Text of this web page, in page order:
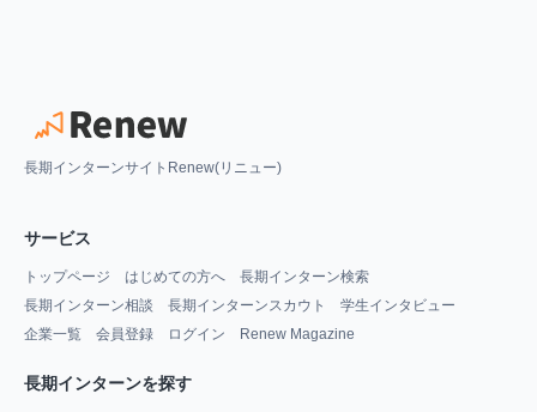
長期インターンサイトRenew(リニュー)
サービス
トップページ はじめての方へ
長期インターン検索
長期インターン相談
長期インターンスカウト
学生インタビュー
企業一覧
会員登録 ログイン Renew Magazine
長期インターンを探す